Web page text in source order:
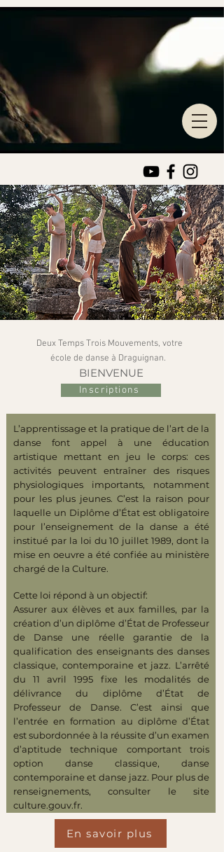
Deux Temps Trois Mouvements, votre
école de danse à Draguignan.
BIENVENUE
Inscriptions
L’apprentissage et la pratique de l’art de la
danse font appel à une éducation
artistique mettant en jeu le corps: ces
activités peuvent entraîner des risques
physiologiques importants, notamment
pour les plus jeunes. C’est la raison pour
laquelle un Diplôme d’État est obligatoire
pour l’enseignement de la danse a été
institué par la loi du 10 juillet 1989, dont la
mise en oeuvre a été confiée au ministère
chargé de la Culture.
Cette loi répond à un objectif:
Assurer aux élèves et aux familles, par la
création d’un diplôme d’État de Professeur
de Danse une réelle garantie de la
qualification des enseignants des danses
classique, contemporaine et jazz. L’arrêté
du 11 avril 1995 fixe les modalités de
délivrance du diplôme d’État de
Professeur de Danse. C’est ainsi que
l’entrée en formation au diplôme d’État
est subordonnée à la réussite d’un examen
d’aptitude technique comportant trois
option danse classique, danse
contemporaine et danse jazz. Pour plus de
renseignements, consulter le site
culture.gouv.fr.
En savoir plus